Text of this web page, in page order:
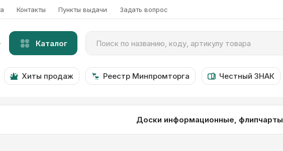
Контакты Пункты выдачи Задать вопрос
Каталог
Хиты продаж Реестр Минпромторга Честный ЗНАК
Доски информационные, флипчарты